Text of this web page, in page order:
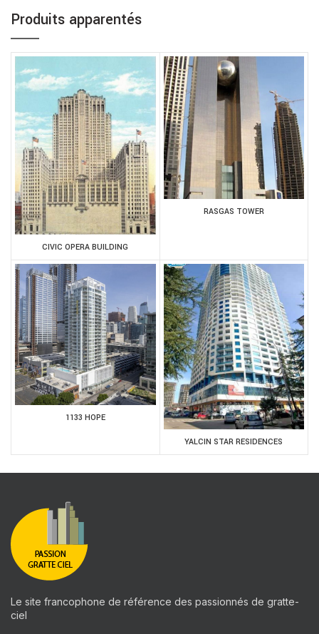
Produits apparentés
CIVIC OPERA BUILDING
RASGAS TOWER
1133 HOPE
YALCIN STAR RESIDENCES
Le site francophone de référence des passionnés de gratte-
ciel